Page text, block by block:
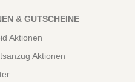
& GUTSCHEINE
Aktionen
Aktionen